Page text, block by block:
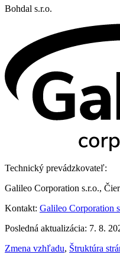
Bohdal s.r.o.
Technický prevádzkovateľ:
Galileo Corporation s.r.o.,
Kontakt: Galileo Corporation
Posledná aktualizácia: 7. 8.
Zmena vzhľadu, Štruktúra